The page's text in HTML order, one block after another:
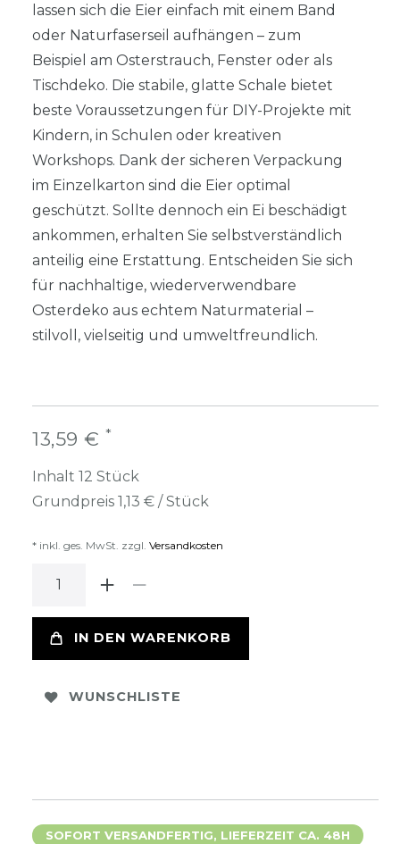
lassen sich die Eier einfach mit einem Band
oder Naturfaserseil aufhängen – zum
Beispiel am Osterstrauch, Fenster oder als
Tischdeko. Die stabile, glatte Schale bietet
beste Voraussetzungen für DIY-Projekte mit
Kindern, in Schulen oder kreativen
Workshops. Dank der sicheren Verpackung
im Einzelkarton sind die Eier optimal
geschützt. Sollte dennoch ein Ei beschädigt
ankommen, erhalten Sie selbstverständlich
anteilig eine Erstattung. Entscheiden Sie sich
für nachhaltige, wiederverwendbare
Osterdeko aus echtem Naturmaterial –
stilvoll, vielseitig und umweltfreundlich.
13,59 € *
Inhalt 12 Stück
Grundpreis 1,13 € / Stück
* inkl. ges. MwSt. zzgl. Versandkosten
IN DEN WARENKORB
WUNSCHLISTE
SOFORT VERSANDFERTIG, LIEFERZEIT CA. 48H